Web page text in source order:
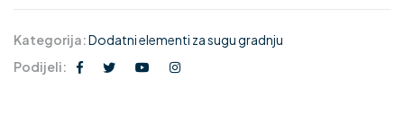
Kategorija:Dodatni elementi za sugu gradnju
Podijeli: